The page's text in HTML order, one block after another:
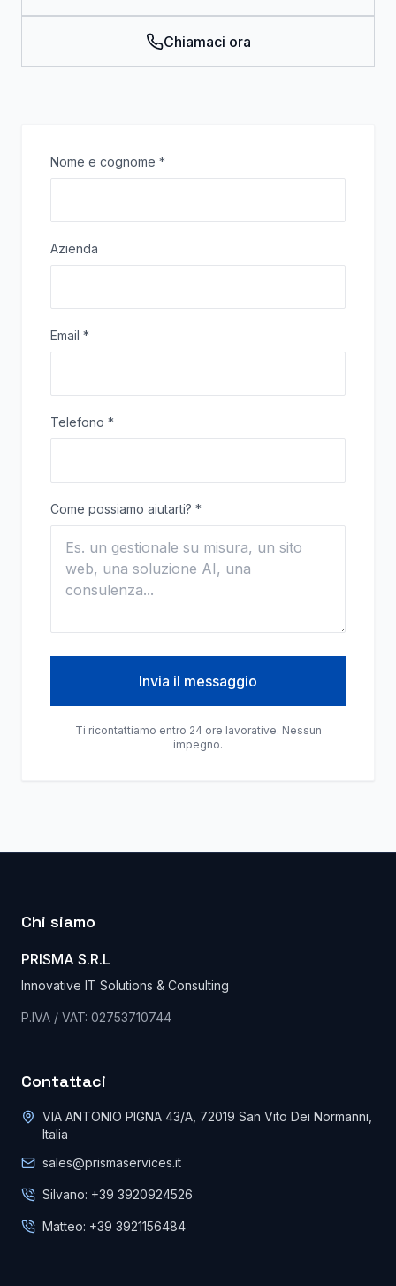
Chiamaci ora
Nome e cognome *
Azienda
Email *
Telefono *
Come possiamo aiutarti? *
Invia il messaggio
Ti ricontattiamo entro 24 ore lavorative. Nessun
impegno.
Chi siamo
PRISMA S.R.L
Innovative IT Solutions & Consulting
P.IVA / VAT: 02753710744
Contattaci
VIA ANTONIO PIGNA 43/A, 72019 San Vito Dei Normanni,
Italia
sales@prismaservices.it
Silvano: +39 3920924526
Matteo: +39 3921156484